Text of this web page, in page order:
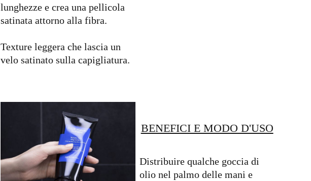
lunghezze e crea una pellicola
satinata attorno alla fibra.
Texture leggera che lascia un
velo satinato sulla capigliatura.
BENEFICI E MODO D'USO
Distribuire qualche goccia di
olio nel palmo delle mani e